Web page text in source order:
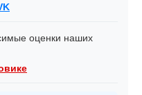
оценки наших